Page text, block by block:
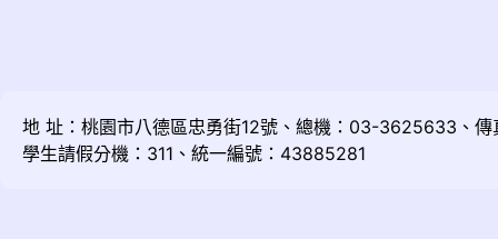
地 址：桃園市八德區忠勇街12號、總機：03-3625633、
學生請假分機：311、統一編號：43885281